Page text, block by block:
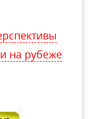
на рубеже